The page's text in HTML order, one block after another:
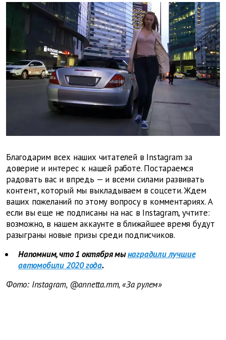
Благодарим всех наших читателей в Instagram за
доверие и интерес к нашей работе. Постараемся
радовать вас и впредь — и всеми силами развивать
контент, который мы выкладываем в соцсети. Ждем
ваших пожеланий по этому вопросу в комментариях. А
если вы еще не подписаны на нас в Instagram, учтите:
возможно, в нашем аккаунте в ближайшее время будут
разыграны новые призы среди подписчиков.
Напомним, что 1 октября мынаградили лучшие
автомобили 2020 года.
Фото: Instagram, @annetta.mm, «За рулем»